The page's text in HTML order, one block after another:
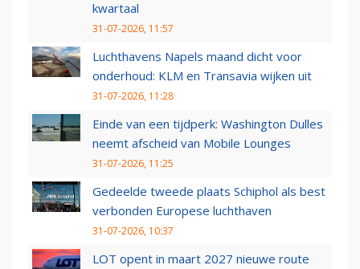
kwartaal
31-07-2026, 11:57
Luchthavens Napels maand dicht voor
onderhoud: KLM en Transavia wijken uit
31-07-2026, 11:28
Einde van een tijdperk: Washington Dulles
neemt afscheid van Mobile Lounges
31-07-2026, 11:25
Gedeelde tweede plaats Schiphol als best
verbonden Europese luchthaven
31-07-2026, 10:37
LOT opent in maart 2027 nieuwe route